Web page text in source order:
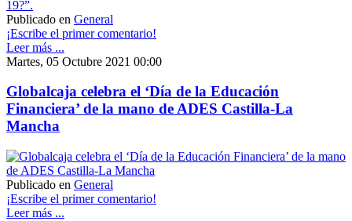
Publicado en General
¡Escribe el primer comentario!
Leer más ...
Martes, 05 Octubre 2021 00:00
Globalcaja celebra el ‘Día de la Educación
Financiera’ de la mano de ADES Castilla-La
Mancha
Publicado en General
¡Escribe el primer comentario!
Leer más ...